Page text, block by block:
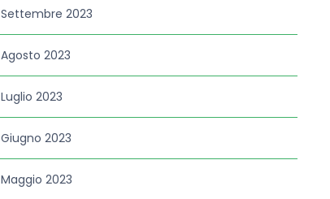
Settembre 2023
Agosto 2023
Luglio 2023
Giugno 2023
Maggio 2023